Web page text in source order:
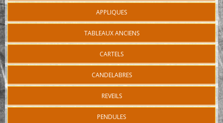
APPLIQUES
TABLEAUX ANCIENS
CARTELS
CANDELABRES
REVEILS
PENDULES